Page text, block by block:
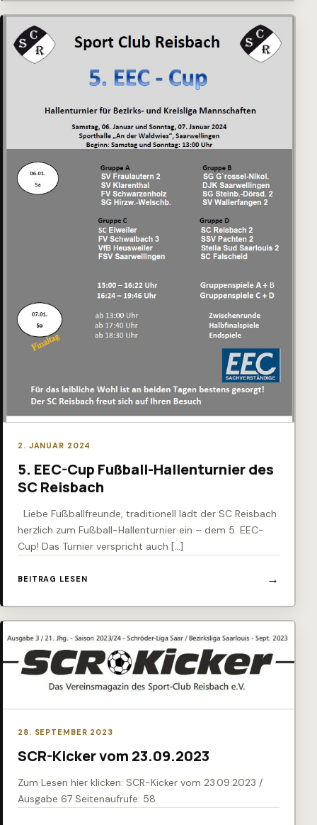
2. JANUAR 2024
5. EEC-Cup Fußball-Hallenturnier des
SC Reisbach
Liebe Fußballfreunde, traditionell lädt der SC Reisbach
herzlich zum Fußball-Hallenturnier ein – dem 5. EEC-
Cup! Das Turnier verspricht auch […]
BEITRAG LESEN
28. SEPTEMBER 2023
SCR-Kicker vom 23.09.2023
Zum Lesen hier klicken: SCR-Kicker vom 23.09.2023 /
Ausgabe 67 Seitenaufrufe: 58